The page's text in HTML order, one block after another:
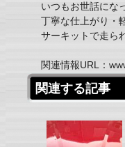
いつもお世話にな
丁寧な仕上がり・
サーキットで走ら
関連情報URL：
関連する記事